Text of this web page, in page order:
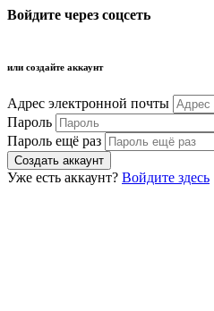
Войдите через соцсеть
или создайте аккаунт
Адрес электронной почты
Пароль
Пароль ещё раз
Уже есть аккаунт? Войдите здесь